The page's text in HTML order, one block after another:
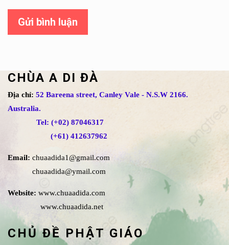
Gửi bình luận
CHÙA A DI ĐÀ
Địa chỉ: 52 Bareena street, Canley Vale - N.S.W 2166.
Australia.
Tel: (+02) 87046317
(+61) 412637962
Email: chuaadida1@gmail.com
chuaadida@ymail.com
Website: www.chuaadida.com
www.chuaadida.net
CHỦ ĐỀ PHẬT GIÁO